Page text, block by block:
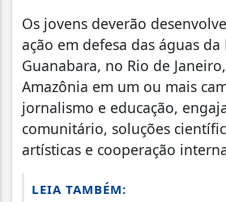
Os jovens deverão
ação em defesa das águas da
Guanabara, no Rio de
Amazônia em um ou mais
jornalismo e educação,
comunitário, soluções
artísticas e cooperação
LEIA TAMBÉM: